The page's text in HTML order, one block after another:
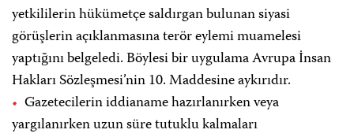
yetkililerin hükümetçe saldırgan bulunan siyasi
görüşlerin açıklanmasına terör eylemi muamelesi
yaptığını belgeledi. Böylesi bir uygulama Avrupa İnsan
Hakları Sözleşmesi’nin 10. Maddesine aykırıdır.
Gazetecilerin iddianame hazırlanırken veya
yargılanırken uzun süre tutuklu kalmaları